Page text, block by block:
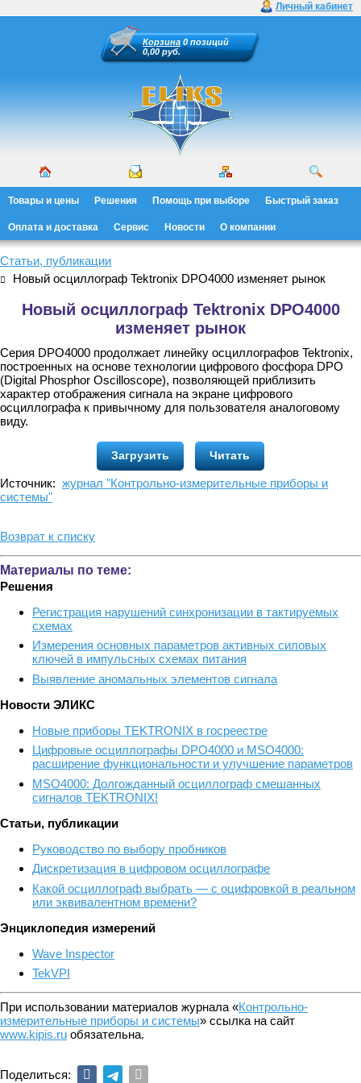
Личный кабинет
Корзина 0 позиций
0,00 руб.
Товары и цены Решения Помощь при выборе Быстрый заказ
Оплата и доставка Сервис Новости О компании
Статьи, публикации
Новый осциллограф Tektronix DPO4000 изменяет рынок
Новый осциллограф Tektronix DPO4000
изменяет рынок
Серия DPO4000 продолжает линейку осциллографов Tektronix,
построенных на основе технологии цифрового фосфора DPO
(Digital Phosphor Oscilloscope), позволяющей приблизить
характер отображения сигнала на экране цифрового
осциллографа к привычному для пользователя аналоговому
виду.
Загрузить Читать
Источник: журнал "Контрольно-измерительные приборы и
системы"
Возврат к списку
Материалы по теме:
Решения
Регистрация нарушений синхронизации в тактируемых
схемах
Измерения основных параметров активных силовых
ключей в импульсных схемах питания
Выявление аномальных элементов сигнала
Новости ЭЛИКС
Новые приборы TEKTRONIX в госреестре
Цифровые осциллографы DPO4000 и MSO4000:
расширение функциональности и улучшение параметров
MSO4000: Долгожданный осциллограф смешанных
сигналов TEKTRONIX!
Статьи, публикации
Руководство по выбору пробников
Дискретизация в цифровом осциллографе
Какой осциллограф выбрать — с оцифровкой в реальном
или эквивалентном времени?
Энциклопедия измерений
Wave Inspector
TekVPI
При использовании материалов журнала «Контрольно-
измерительные приборы и системы» ссылка на сайт
www.kipis.ru обязательна.
Поделиться: